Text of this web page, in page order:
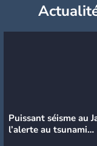
Puissant séisme au
l’alerte au tsunami